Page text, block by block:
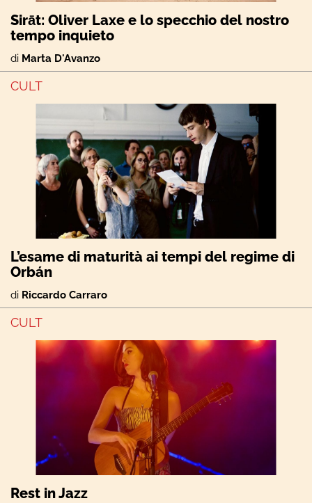
Sirāt: Oliver Laxe e lo specchio del nostro
tempo inquieto
di Marta D'Avanzo
CULT
L’esame di maturità ai tempi del regime di
Orbán
di Riccardo Carraro
CULT
Rest in Jazz